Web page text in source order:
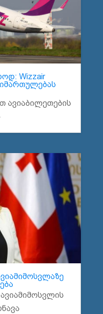
Wizzair
ავიაბილეთების